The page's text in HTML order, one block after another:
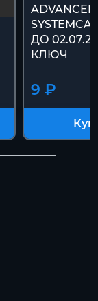
ADVANCED
ДО
КЛЮЧ
9 ₽